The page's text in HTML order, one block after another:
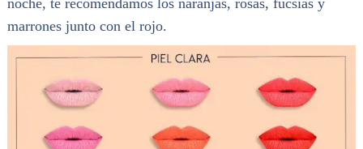
marrones junto con el rojo.